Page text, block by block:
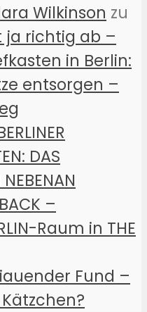
Wilkinson zu
ja richtig ab –
in Berlin:
entsorgen –
DAS
–
Raum in THE
Fund –